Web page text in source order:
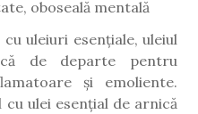
oboseală mentală
uleiuri esențiale, uleiul
de departe pentru
și emoliente.
ulei esențial de arnică